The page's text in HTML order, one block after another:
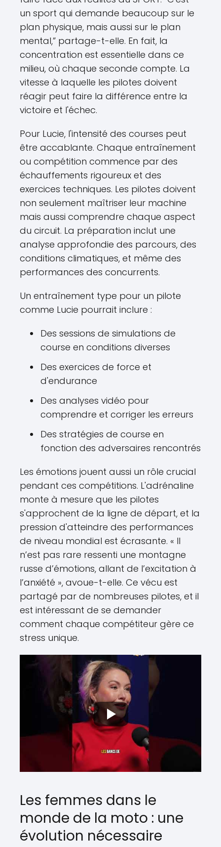
un sport qui demande beaucoup sur le
plan physique, mais aussi sur le plan
mental,” partage-t-elle. En fait, la
concentration est essentielle dans ce
milieu, où chaque seconde compte. La
vitesse à laquelle les pilotes doivent
réagir peut faire la différence entre la
victoire et l'échec.
Pour Lucie, l'intensité des courses peut
être accablante. Chaque entraînement
ou compétition commence par des
échauffements rigoureux et des
exercices techniques. Les pilotes doivent
non seulement maîtriser leur machine
mais aussi comprendre chaque aspect
du circuit. La préparation inclut une
analyse approfondie des parcours, des
conditions climatiques, et même des
performances des concurrents.
Un entraînement type pour un pilote
comme Lucie pourrait inclure :
Des sessions de simulations de
course en conditions diverses
Des exercices de force et
d'endurance
Des analyses vidéo pour
comprendre et corriger les erreurs
Des stratégies de course en
fonction des adversaires rencontrés
Les émotions jouent aussi un rôle crucial
pendant ces compétitions. L'adrénaline
monte à mesure que les pilotes
s'approchent de la ligne de départ, et la
pression d'atteindre des performances
de niveau mondial est écrasante. « Il
n’est pas rare ressenti une montagne
russe d’émotions, allant de l’excitation à
l’anxiété », avoue-t-elle. Ce vécu est
partagé par de nombreuses pilotes, et il
est intéressant de se demander
comment chaque compétiteur gère ce
stress unique.
Les femmes dans le
monde de la moto : une
évolution nécessaire